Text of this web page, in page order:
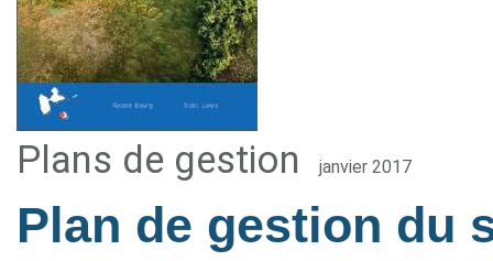
Plans de gestion janvier 2017
Plan de gestion du